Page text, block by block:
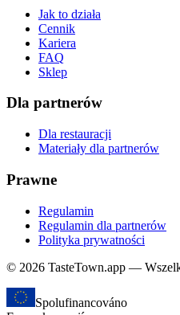
Jak to działa
Cennik
Kariera
FAQ
Sklep
Dla partnerów
Dla restauracji
Materiały dla partnerów
Prawne
Regulamin
Regulamin dla partnerów
Polityka prywatności
© 2026 TasteTown.app —
Spolufinancováno